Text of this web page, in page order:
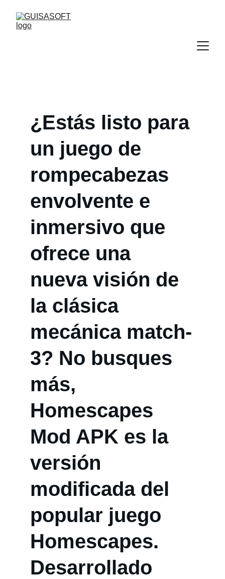
¿Estás listo para
un juego de
rompecabezas
envolvente e
inmersivo que
ofrece una
nueva visión de
la clásica
mecánica match-
3? No busques
más,
Homescapes
Mod APK es la
versión
modificada del
popular juego
Homescapes.
Desarrollado